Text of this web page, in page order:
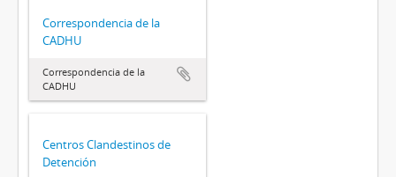
Correspondencia de la
CADHU
Correspondencia de la
CADHU
Centros Clandestinos de
Detención